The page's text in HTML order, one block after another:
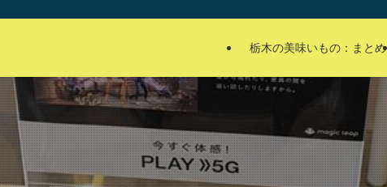
栃木の美味いもの：まとめ